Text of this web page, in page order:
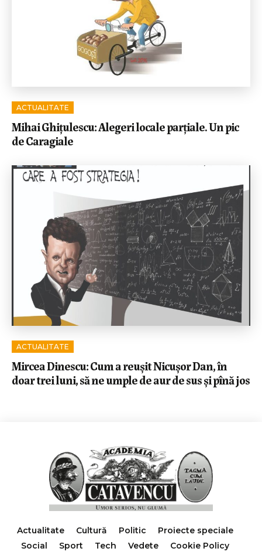
ACTUALITATE
Mihai Ghițulescu: Alegeri locale parțiale. Un pic
de Caragiale
ACTUALITATE
Mircea Dinescu: Cum a reușit Nicușor Dan, în
doar trei luni, să ne umple de aur de sus și pînă jos
Actualitate Cultură Politic
Proiecte speciale
Social
Sport Tech Vedete
Cookie Policy